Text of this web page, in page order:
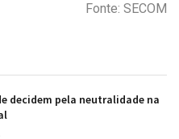
Fonte: SECOM
decidem pela neutralidade na